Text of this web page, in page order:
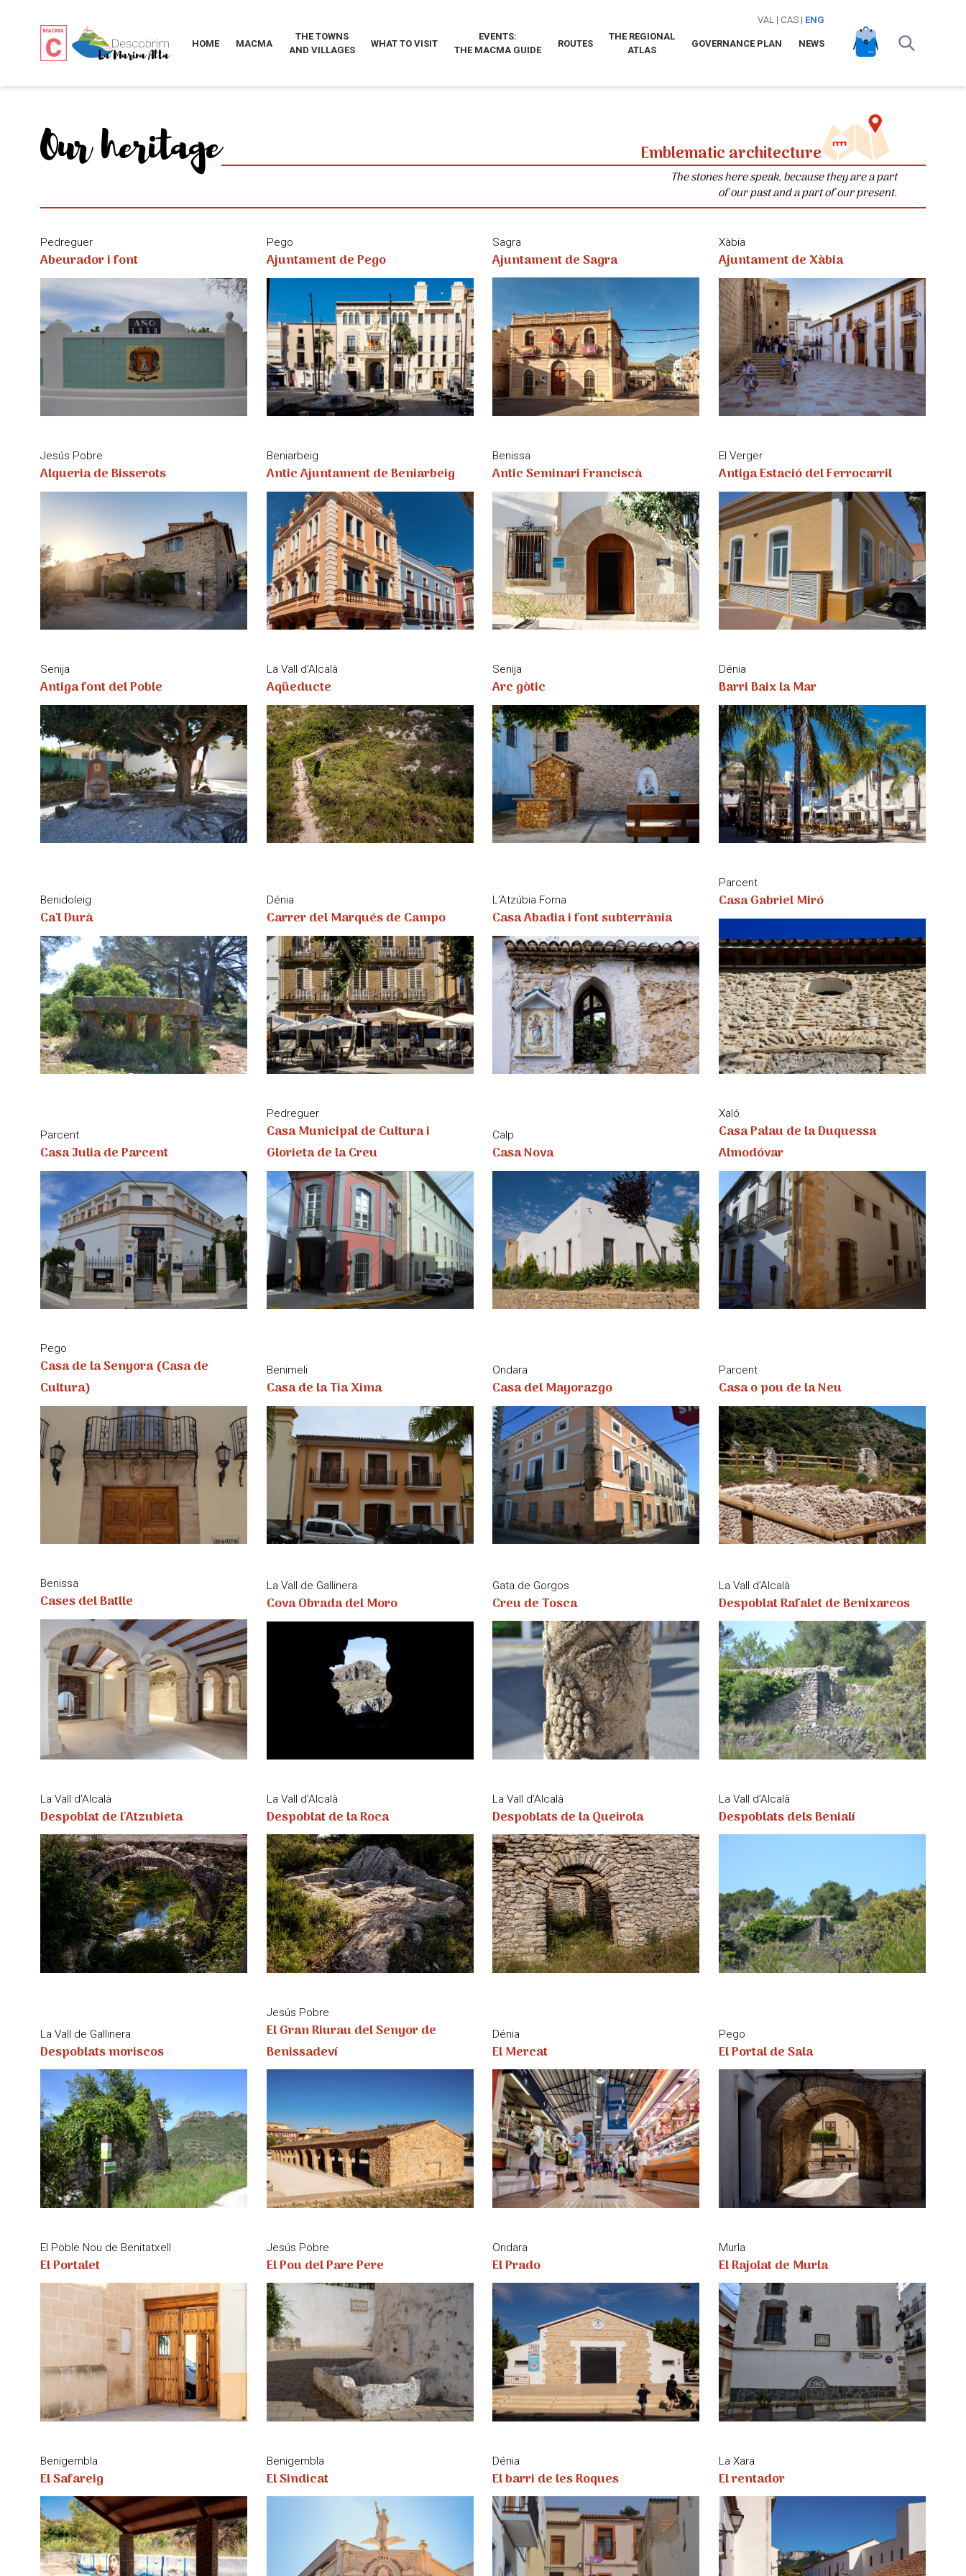
VAL | CAS| ENG
HOME MACMA
THE TOWNS
AND VILLAGES
WHAT TO VISIT
EVENTS:
THE MACMA GUIDE
ROUTES
THE REGIONAL
ATLAS
GOVERNANCE PLAN NEWS
Our heritage Emblematic architecture
The stones here speak, because they are a part
of our past and a part of our present.
Pedreguer
Abeurador i font
Pego
Ajuntament de Pego
Sagra
Ajuntament de Sagra
Xàbia
Ajuntament de Xàbia
Jesús Pobre
Alqueria de Bisserots
Beniarbeig
Antic Ajuntament de Beniarbeig
Benissa
Antic Seminari Franciscà
El Verger
Antiga Estació del Ferrocarril
Senija
Antiga font del Poble
La Vall d’Alcalà
Aqüeducte
Senija
Arc gòtic
Dénia
Barri Baix la Mar
Benidoleig
Ca'l Durà
Dénia
Carrer del Marqués de Campo
L'Atzúbia Forna
Casa Abadia i font subterrània
Parcent
Casa Gabriel Miró
Parcent
Casa Julia de Parcent
Pedreguer
Casa Municipal de Cultura i
Glorieta de la Creu
Calp
Casa Nova
Xaló
Casa Palau de la Duquessa
Almodóvar
Pego
Casa de la Senyora (Casa de
Cultura)
Benimeli
Casa de la Tia Xima
Ondara
Casa del Mayorazgo
Parcent
Casa o pou de la Neu
Benissa
Cases del Batlle
La Vall de Gallinera
Cova Obrada del Moro
Gata de Gorgos
Creu de Tosca
La Vall d’Alcalà
Despoblat Rafalet de Benixarcos
La Vall d’Alcalà
Despoblat de l'Atzubieta
La Vall d’Alcalà
Despoblat de la Roca
La Vall d’Alcalà
Despoblats de la Queirola
La Vall d’Alcalà
Despoblats dels Benialí
La Vall de Gallinera
Despoblats moriscos
Jesús Pobre
El Gran Riurau del Senyor de
Benissadeví
Dénia
El Mercat
Pego
El Portal de Sala
El Poble Nou de Benitatxell
El Portalet
Jesús Pobre
El Pou del Pare Pere
Ondara
El Prado
Murla
El Rajolat de Murla
Benigembla
El Safareig
Benigembla
El Sindicat
Dénia
El barri de les Roques
La Xara
El rentador